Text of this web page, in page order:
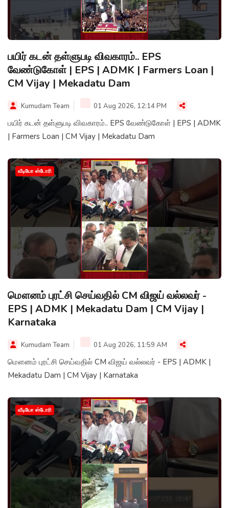
பயிர் கடன் தள்ளுபடி விவகாரம்.. EPS
வேண்டுகோள் | EPS | ADMK | Farmers Loan |
CM Vijay | Mekadatu Dam
Kumudam Team 01 Aug 2026, 12:14 PM
பயிர் கடன் தள்ளுபடி விவகாரம்.. EPS வேண்டுகோள் | EPS | ADMK
| Farmers Loan | CM Vijay | Mekadatu Dam
வீடியோ ஸ்டோரி
மௌனம் புரட்சி செய்வதில் CM விஜய் வல்லவர் -
EPS | ADMK | Mekadatu Dam | CM Vijay |
Karnataka
Kumudam Team 01 Aug 2026, 11:59 AM
மௌனம் புரட்சி செய்வதில் CM விஜய் வல்லவர் - EPS | ADMK |
Mekadatu Dam | CM Vijay | Karnataka
வீடியோ ஸ்டோரி